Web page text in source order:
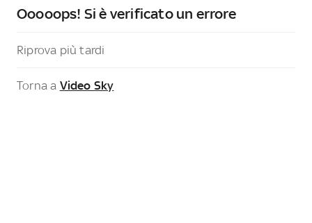
Ooooops! Si è verificato un errore
Riprova più tardi
Torna a Video Sky